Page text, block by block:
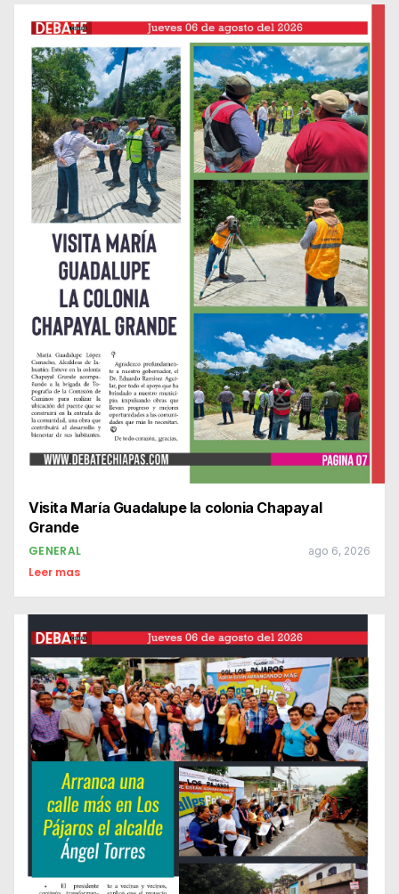
Visita María Guadalupe la colonia Chapayal
Grande
GENERAL ago 6, 2026
Leer mas